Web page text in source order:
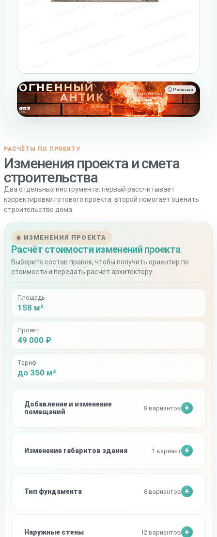
ⓘ Реклама
РАСЧЁТЫ ПО ПРОЕКТУ
Изменения проекта и смета
строительства
Два отдельных инструмента: первый рассчитывает
корректировки готового проекта, второй помогает оценить
строительство дома.
ИЗМЕНЕНИЯ ПРОЕКТА
Расчёт стоимости изменений проекта
Выберите состав правок, чтобы получить ориентир по
стоимости и передать расчёт архитектору.
Площадь
158 м²
Проект
49 000 ₽
Тариф
до 350 м²
Добавление и изменение
помещений
8 вариантов
Изменение габаритов здания 1 вариант
Тип фундамента 8 вариантов
Наружные стены 12 вариантов